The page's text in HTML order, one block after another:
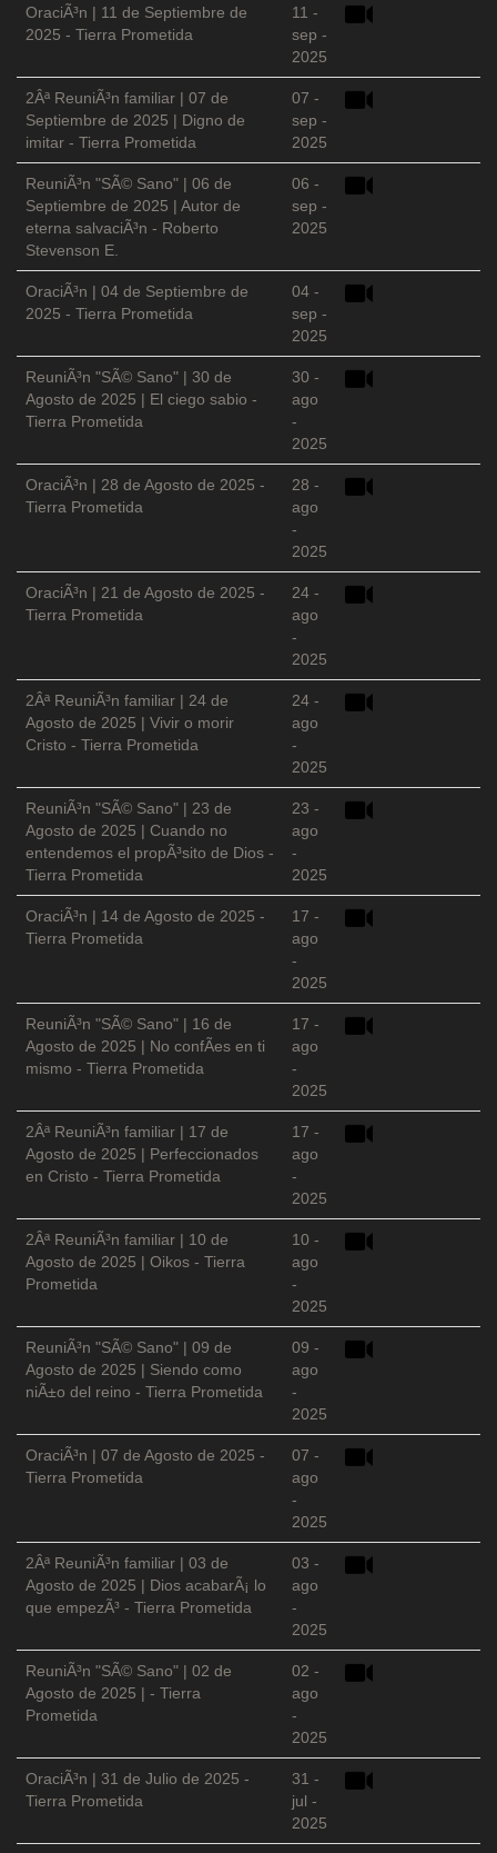
OraciÃ³n | 11 de Septiembre de
2025 - Tierra Prometida
11 -
sep -
2025
2Âª ReuniÃ³n familiar | 07 de
Septiembre de 2025 | Digno de
imitar - Tierra Prometida
07 -
sep -
2025
ReuniÃ³n "SÃ© Sano" | 06 de
Septiembre de 2025 | Autor de
eterna salvaciÃ³n - Roberto
Stevenson E.
06 -
sep -
2025
OraciÃ³n | 04 de Septiembre de
2025 - Tierra Prometida
04 -
sep -
2025
ReuniÃ³n "SÃ© Sano" | 30 de
Agosto de 2025 | El ciego sabio -
Tierra Prometida
30 -
ago
-
2025
OraciÃ³n | 28 de Agosto de 2025 -
Tierra Prometida
28 -
ago
-
2025
OraciÃ³n | 21 de Agosto de 2025 -
Tierra Prometida
24 -
ago
-
2025
2Âª ReuniÃ³n familiar | 24 de
Agosto de 2025 | Vivir o morir
Cristo - Tierra Prometida
24 -
ago
-
2025
ReuniÃ³n "SÃ© Sano" | 23 de
Agosto de 2025 | Cuando no
entendemos el propÃ³sito de Dios -
Tierra Prometida
23 -
ago
-
2025
OraciÃ³n | 14 de Agosto de 2025 -
Tierra Prometida
17 -
ago
-
2025
ReuniÃ³n "SÃ© Sano" | 16 de
Agosto de 2025 | No confÃ­es en ti
mismo - Tierra Prometida
17 -
ago
-
2025
2Âª ReuniÃ³n familiar | 17 de
Agosto de 2025 | Perfeccionados
en Cristo - Tierra Prometida
17 -
ago
-
2025
2Âª ReuniÃ³n familiar | 10 de
Agosto de 2025 | Oikos - Tierra
Prometida
10 -
ago
-
2025
ReuniÃ³n "SÃ© Sano" | 09 de
Agosto de 2025 | Siendo como
niÃ±o del reino - Tierra Prometida
09 -
ago
-
2025
OraciÃ³n | 07 de Agosto de 2025 -
Tierra Prometida
07 -
ago
-
2025
2Âª ReuniÃ³n familiar | 03 de
Agosto de 2025 | Dios acabarÃ¡ lo
que empezÃ³ - Tierra Prometida
03 -
ago
-
2025
ReuniÃ³n "SÃ© Sano" | 02 de
Agosto de 2025 | - Tierra
Prometida
02 -
ago
-
2025
OraciÃ³n | 31 de Julio de 2025 -
Tierra Prometida
31 -
jul -
2025